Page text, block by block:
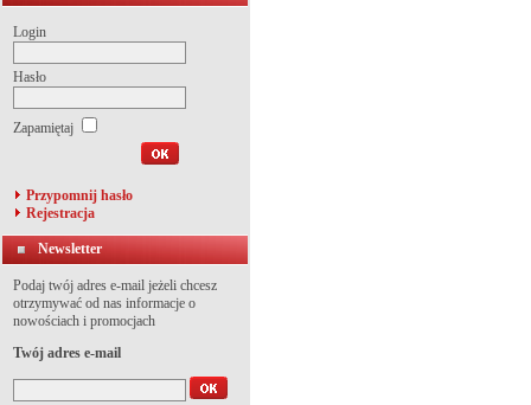
Login
Hasło
Zapamiętaj
Przypomnij hasło
Rejestracja
Newsletter
Podaj twój adres e-mail jeżeli chcesz
otrzymywać od nas informacje o
nowościach i promocjach
Twój adres e-mail